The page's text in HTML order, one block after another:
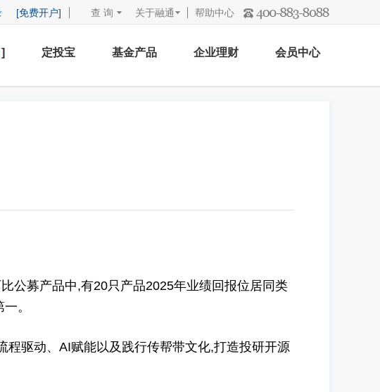
[免费开户] 查 询 关于融通 帮助中心
] 定投宝 基金产品 企业理财 会员中心
募产品中,有20只产品2025年业绩回报位居同类
。
驱动、AI赋能以及践行传帮带文化,打造投研开源